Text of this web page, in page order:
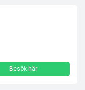
Besök här